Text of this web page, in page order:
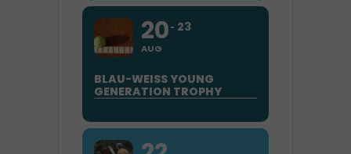
20
AUG
23
BLAU-WEISS YOUNG
GENERATION TROPHY